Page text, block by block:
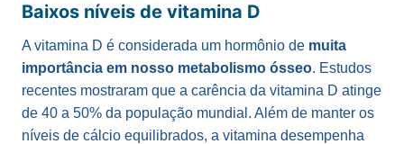
Baixos níveis de vitamina D
A vitamina D é considerada um hormônio de muita
importância em nosso metabolismo ósseo. Estudos
recentes mostraram que a carência da vitamina D atinge
de 40 a 50% da população mundial. Além de manter os
níveis de cálcio equilibrados, a vitamina desempenha